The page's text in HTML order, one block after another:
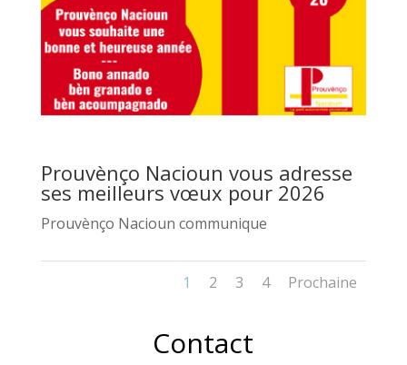
Prouvènço Nacioun vous adresse
ses meilleurs vœux pour 2026
Prouvènço Nacioun communique
1 2 3 4 Prochaine
Contact